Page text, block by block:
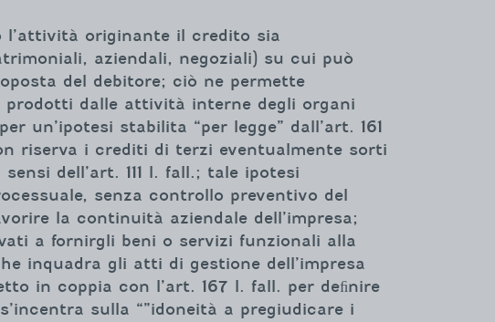
l’attività originante il credito sia
aziendali, negoziali) su cui può
del debitore; ciò ne permette
prodotti dalle attività interne degli organi
un’ipotesi stabilita “per legge” dall’art. 161
riserva i crediti di terzi eventualmente sorti
dell’art. 111 l. fall.; tale ipotesi
senza controllo preventivo del
la continuità aziendale dell’impresa;
a fornirgli beni o servizi funzionali alla
inquadra gli atti di gestione dell’impresa
in coppia con l’art. 167 l. fall. per deﬁnire
sulla “”idoneità a pregiudicare i